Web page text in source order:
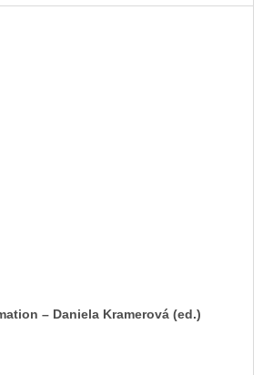
–⁠ Daniela Kramerová (ed.)